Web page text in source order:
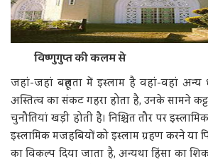
विष्णुगुप्त की कलम से
जहां-जहां बहूलता में इस्लाम है वहां-वहां अन्य
अस्तित्व का संकट गहरा होता है, उनके सामने
चुनौतियां खड़ी होती है। निश्चित तौर पर
इस्लामिक मजहबियों को इस्लाम ग्रहण करने
का विकल्प दिया जाता है, अन्यथा हिंसा का